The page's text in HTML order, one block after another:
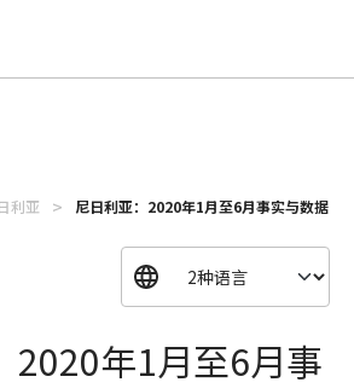
利亚 尼日利亚：2020年1月至6月事实与数据
2020年1月至6月事